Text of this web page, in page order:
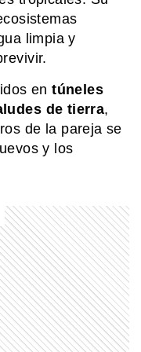
limpia y
entúneles
de tierra,
de la pareja se
y los
Mayo, explicada
clic! El argentino
para sentir las
Moreno: estas son
que Guadalupe
le escribió luego
¿por qué cada
bebés en muchos